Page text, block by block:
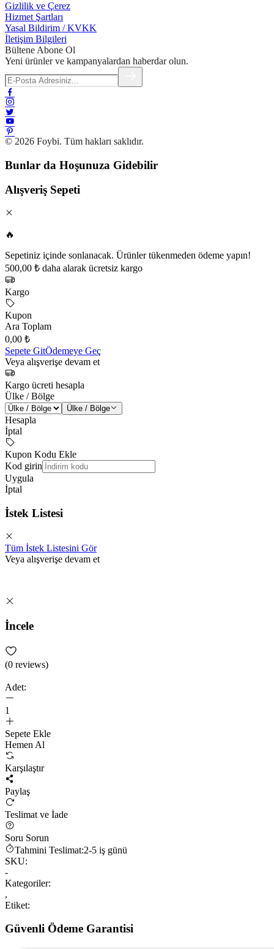
Gizlilik ve Çerez
Hizmet Şartları
Yasal Bildirim / KVKK
İletişim Bilgileri
Bültene Abone Ol
Yeni ürünler ve kampanyalardan haberdar olun.
© 2026 Foybi. Tüm hakları saklıdır.
Bunlar da Hoşunuza Gidebilir
Alışveriş Sepeti
🔥
Sepetiniz içinde sonlanacak. Ürünler tükenmeden ödeme yapın!
500,00 ₺ daha alarak ücretsiz kargo
Kargo
Kupon
Ara Toplam
0,00 ₺
Sepete GitÖdemeye Geç
Veya alışverişe devam et
Kargo ücreti hesapla
Ülke / Bölge
Ülke / Bölge
Hesapla
İptal
Kupon Kodu Ekle
Kod girin
Uygula
İptal
İstek Listesi
Tüm İstek Listesini Gör
Veya alışverişe devam et
İncele
(0 reviews)
Adet:
1
Sepete Ekle
Hemen Al
Karşılaştır
Paylaş
Teslimat ve İade
Soru Sorun
Tahmini Teslimat:2-5 iş günü
SKU:
-
Kategoriler:
,
Etiket:
Güvenli Ödeme Garantisi